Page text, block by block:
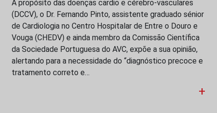
A propósito das doenças cardio e cérebro-vasculares
(DCCV), o Dr. Fernando Pinto, assistente graduado sénior
de Cardiologia no Centro Hospitalar de Entre o Douro e
Vouga (CHEDV) e ainda membro da Comissão Científica
da Sociedade Portuguesa do AVC, expõe a sua opinião,
alertando para a necessidade do “diagnóstico precoce e
tratamento correto e…
+